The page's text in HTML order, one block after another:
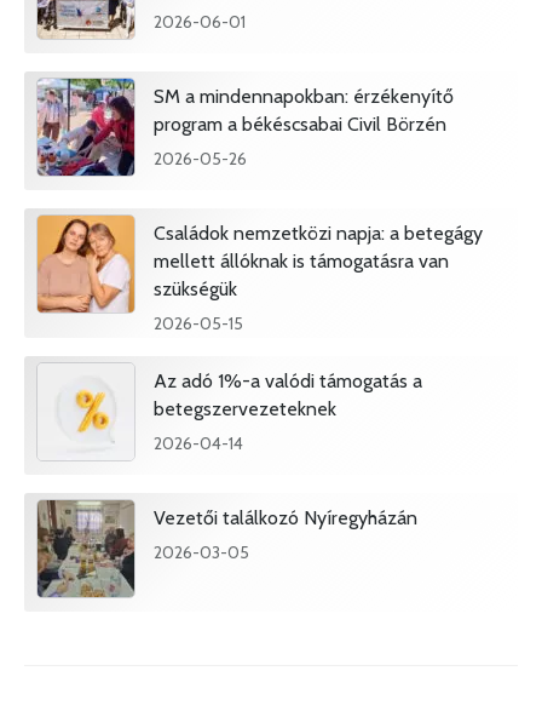
2026-06-01
SM a mindennapokban: érzékenyítő
program a békéscsabai Civil Börzén
2026-05-26
Családok nemzetközi napja: a betegágy
mellett állóknak is támogatásra van
szükségük
2026-05-15
Az adó 1%-a valódi támogatás a
betegszervezeteknek
2026-04-14
Vezetői találkozó Nyíregyházán
2026-03-05